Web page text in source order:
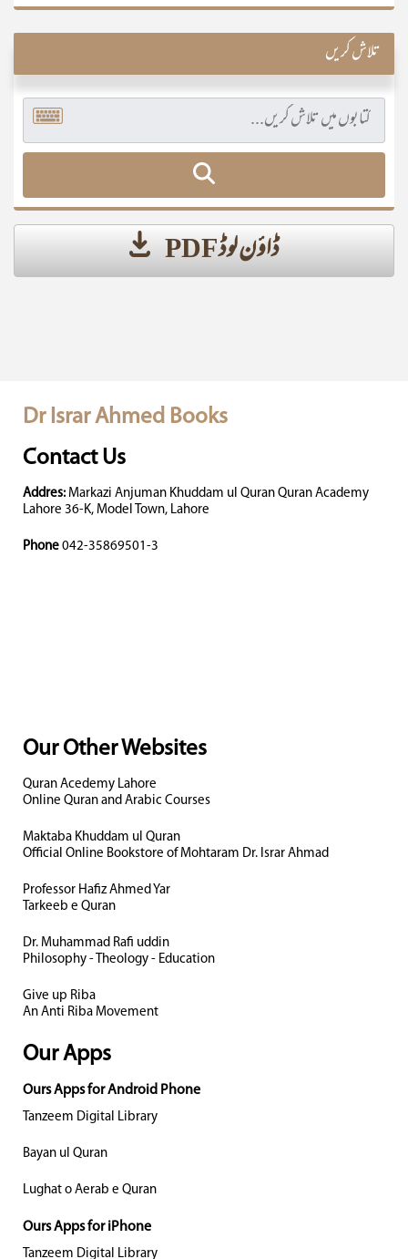
تلاش کریں
ڈاؤن لوڈ PDF
Dr Israr Ahmed Books
Contact Us
Addres: Markazi Anjuman Khuddam ul Quran Quran Academy
Lahore 36-K, Model Town, Lahore
Phone 042-35869501-3
Our Other Websites
Quran Acedemy Lahore
Online Quran and Arabic Courses
Maktaba Khuddam ul Quran
Official Online Bookstore of Mohtaram Dr. Israr Ahmad
Professor Hafiz Ahmed Yar
Tarkeeb e Quran
Dr. Muhammad Rafi uddin
Philosophy - Theology - Education
Give up Riba
An Anti Riba Movement
Our Apps
Ours Apps for Android Phone
Tanzeem Digital Library
Bayan ul Quran
Lughat o Aerab e Quran
Ours Apps for iPhone
Tanzeem Digital Library